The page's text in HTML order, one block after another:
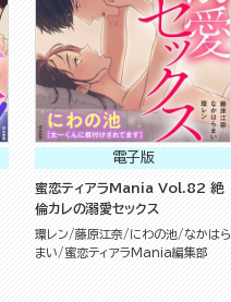
電子版
蜜恋ティアラMania Vol.82 絶
倫カレの溺愛セックス
環レン 藤原江奈 にわの池
なかはら
まい
蜜恋ティアラMania編集部